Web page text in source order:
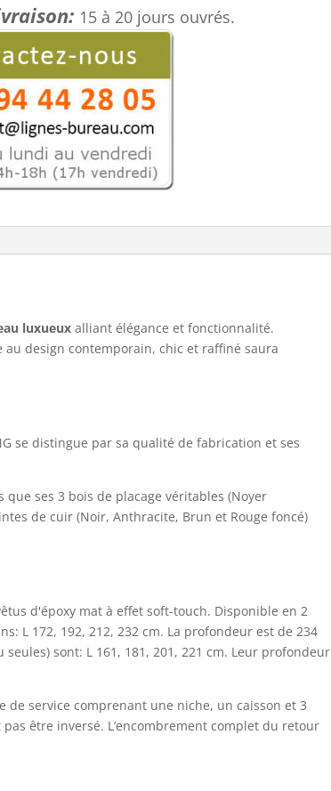
15 à 20 jours ouvrés.
luxueux alliant élégance et fonctionnalité.
au design contemporain, chic et raffiné saura
se distingue par sa qualité de fabrication et ses
ses 3 bois de placage véritables (Noyer
de cuir (Noir, Anthracite, Brun et Rouge foncé)
d'époxy mat à effet soft-touch. Disponible en 2
L 172, 192, 212, 232 cm. La profondeur est de 234
sont: L 161, 181, 201, 221 cm. Leur profondeur
service comprenant une niche, un caisson et 3
être inversé. L’encombrement complet du retour